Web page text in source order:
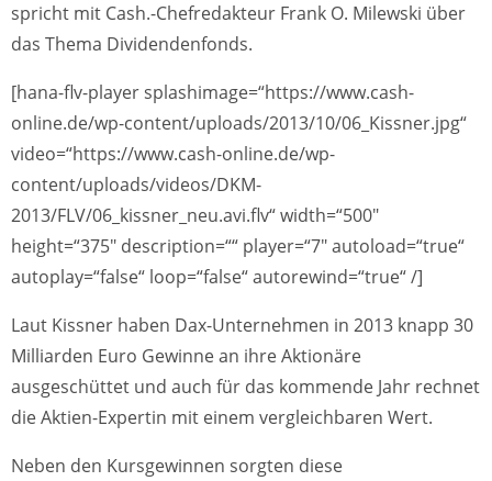
spricht mit Cash.-Chefredakteur Frank O. Milewski über
das Thema Dividendenfonds.
[hana-flv-player splashimage=“https://www.cash-
online.de/wp-content/uploads/2013/10/06_Kissner.jpg“
video=“https://www.cash-online.de/wp-
content/uploads/videos/DKM-
2013/FLV/06_kissner_neu.avi.flv“ width=“500″
height=“375″ description=““ player=“7″ autoload=“true“
autoplay=“false“ loop=“false“ autorewind=“true“ /]
Laut Kissner haben Dax-Unternehmen in 2013 knapp 30
Milliarden Euro Gewinne an ihre Aktionäre
ausgeschüttet und auch für das kommende Jahr rechnet
die Aktien-Expertin mit einem vergleichbaren Wert.
Neben den Kursgewinnen sorgten diese